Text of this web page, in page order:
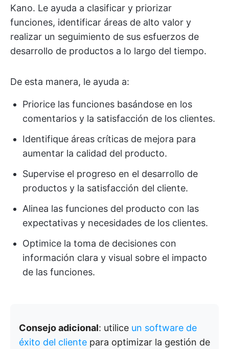
Kano. Le ayuda a clasificar y priorizar
funciones, identificar áreas de alto valor y
realizar un seguimiento de sus esfuerzos de
desarrollo de productos a lo largo del tiempo.
De esta manera, le ayuda a:
Priorice las funciones basándose en los
comentarios y la satisfacción de los clientes.
Identifique áreas críticas de mejora para
aumentar la calidad del producto.
Supervise el progreso en el desarrollo de
productos y la satisfacción del cliente.
Alinea las funciones del producto con las
expectativas y necesidades de los clientes.
Optimice la toma de decisiones con
información clara y visual sobre el impacto
de las funciones.
Consejo adicional: utilice un software de
éxito del cliente para optimizar la gestión de